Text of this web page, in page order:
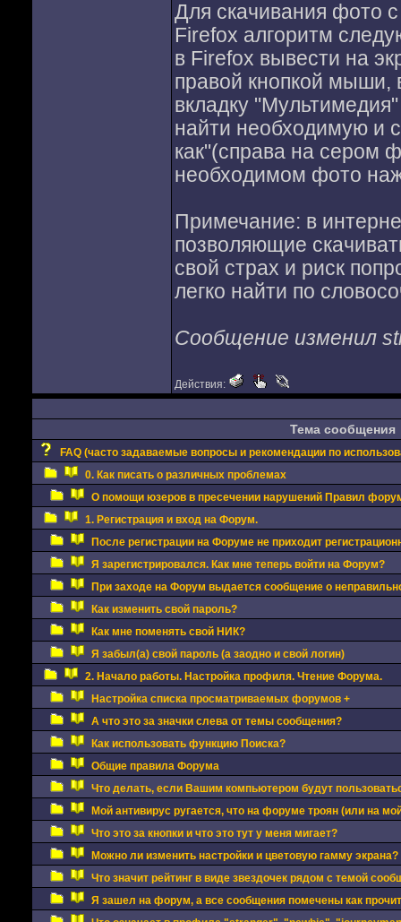
Для скачивания фото
Firefox алгоритм
в Firefox вывести на
правой кнопкой
вкладку
найти необходимую и
как"(справа на сером
необходимом фото
Примечание: в
позволяющие
свой страх и риск
легко найти по
Сообщение изменил
Действия:
Тема сообщения
FAQ (часто задаваемые вопросы и рекомендации по
0. Как писать о различных проблемах
О помощи юзеров в пресечении нарушений Правил
1. Регистрация и вход на Форум.
После регистрации на Форуме не приходит
Я зарегистрировался. Как мне теперь войти на Форум?
При заходе на Форум выдается сообщение о
Как изменить свой пароль?
Как мне поменять свой НИК?
Я забыл(а) свой пароль (а заодно и свой логин)
2. Начало работы. Настройка профиля. Чтение Форума.
Настройка списка просматриваемых форумов +
А что это за значки слева от темы сообщения?
Как использовать функцию Поиска?
Общие правила Форума
Что делать, если Вашим компьютером будут
Мой антивирус ругается, что на форуме троян (или на
Что это за кнопки и что это тут у меня мигает?
Можно ли изменить настройки и цветовую гамму экрана?
Что значит рейтинг в виде звездочек рядом с темой
Я зашел на форум, а все сообщения помечены как